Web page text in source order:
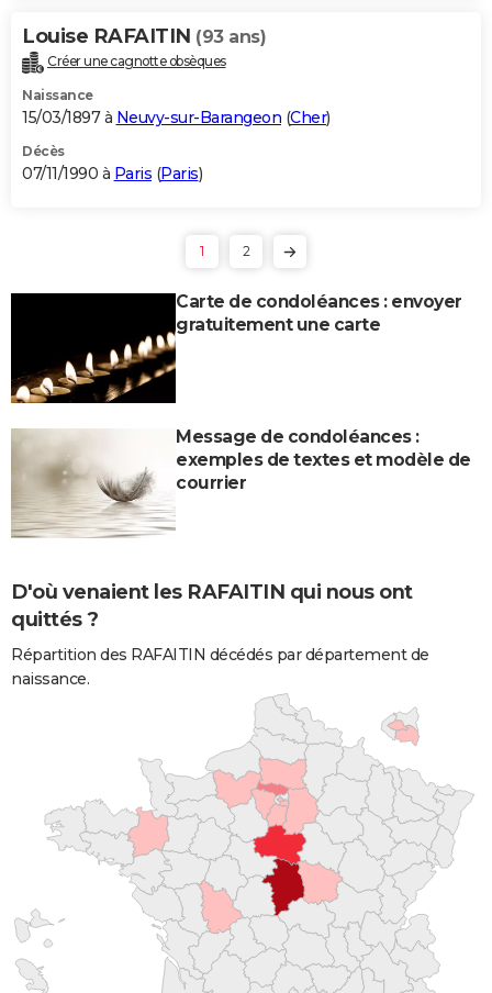
Louise RAFAITIN (93 ans)
Créer une cagnotte obsèques
Naissance
15/03/1897 à Neuvy-sur-Barangeon (Cher)
Décès
07/11/1990 à Paris (Paris)
1 2
Carte de condoléances : envoyer
gratuitement une carte
Message de condoléances :
exemples de textes et modèle de
courrier
D'où venaient les RAFAITIN qui nous ont
quittés ?
Répartition des RAFAITIN décédés par département de
naissance.